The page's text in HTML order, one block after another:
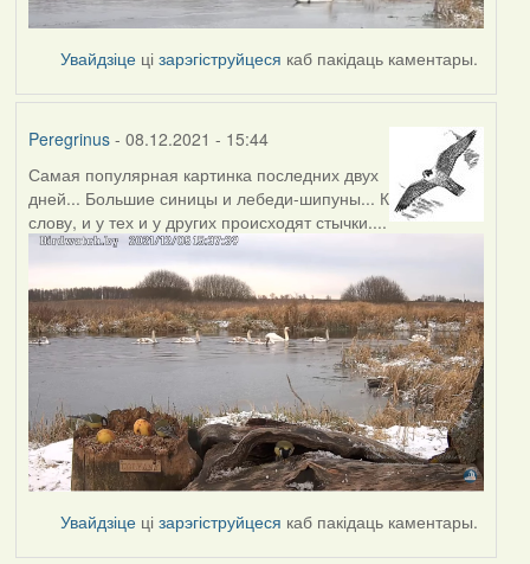
Увайдзіце цізарэгіструйцеся каб пакідаць каментары.
Peregrinus- 08.12.2021 - 15:44
Самая популярная картинка последних двух
дней... Большие синицы и лебеди-шипуны... К
слову, и у тех и у других происходят стычки....
Увайдзіце цізарэгіструйцеся каб пакідаць каментары.